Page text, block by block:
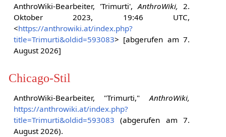
AnthroWiki-Bearbeiter, 'Trimurti', AnthroWiki, 2.
Oktober 2023, 19:46 UTC,
<https://anthrowiki.at/index.php?
title=Trimurti&oldid=593083> [abgerufen am 7.
August 2026]
Chicago-Stil
AnthroWiki-Bearbeiter, "Trimurti,"AnthroWiki,
https://anthrowiki.at/index.php?
title=Trimurti&oldid=593083 (abgerufen am 7.
August 2026).